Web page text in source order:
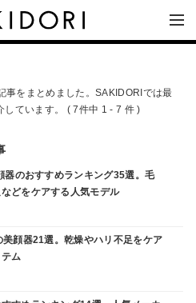
事をまとめました。SAKIDORIでは最
しています。 ( 7件中 1 - 7 件 )
器のおすすめランキング35選。毛
どをケアする人気モデル
顔器21選。乾燥やハリ不足をケア
ム